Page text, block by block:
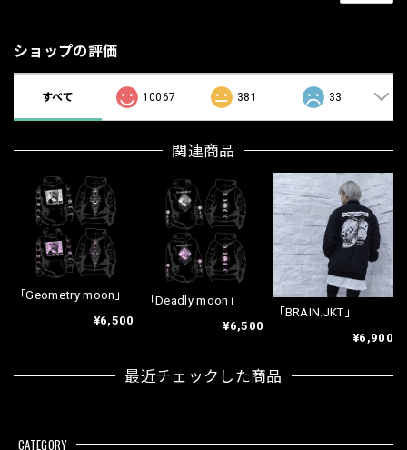
ショップの評価
すべて 10067 381 33
関連商品
「Geometry moon」
¥6,500
「Deadly moon」
¥6,500
「BRAIN.JKT」
¥6,900
最近チェックした商品
CATEGORY